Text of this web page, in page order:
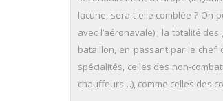
lacune, sera-t-elle comblée ? On
avec l’aéronavale) ; la totalité des
bataillon, en passant par le chef
spécialités, celles des non-
chauffeurs…), comme celles des